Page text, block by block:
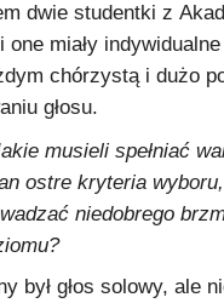
dwie studentki z
one miały
chórzystą i dużo
głosu.
musieli spełniać
ostre kryteria
niedobrego
był głos solowy, ale